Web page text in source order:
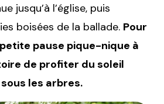
jusqu’à l’église, puis
boisées de la ballade. Pour
pause pique-nique à
de profiter du soleil
les arbres.